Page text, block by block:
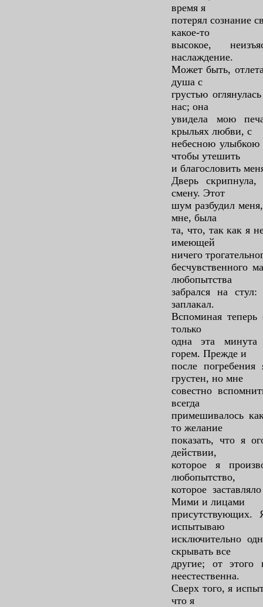
время я
потерял сознание
какое-то
высокое,
наслаждение.
Может быть,
душа с
грустью
нас; она
увидела мою
крыльях любви, с
небесною улыбкою
чтобы утешить
и благословить
Дверь
смену. Этот
шум разбудил
мне, была
та, что, так как я
имеющей
ничего
бесчувственного
любопытства
забрался на
заплакал.
Вспоминая теперь
только
одна эта минута
горем. Прежде и
после
грустен, но мне
совестно
всегда
примешивалось
то желание
показать, что я
действии,
которое я
любопытство,
которое
Мими и лицами
испытываю
исключительно
скрывать все
другие; от
неестественна.
Сверх того, я
что я